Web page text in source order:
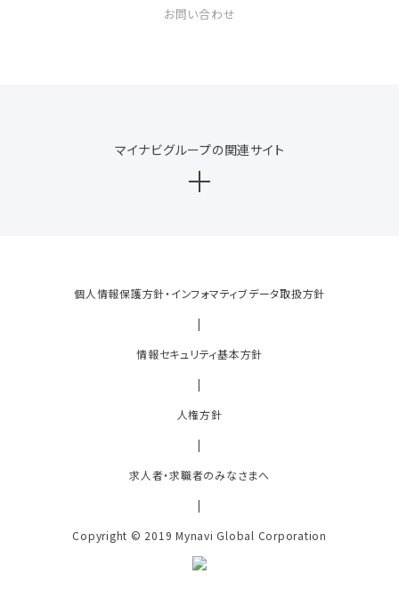
お問い合わせ
マイナビグループの関連サイト
個人情報保護方針・インフォマティブデータ取扱方針
|
情報セキュリティ基本方針
|
人権方針
|
求人者・求職者のみなさまへ
|
Copyright © 2019 Mynavi Global Corporation